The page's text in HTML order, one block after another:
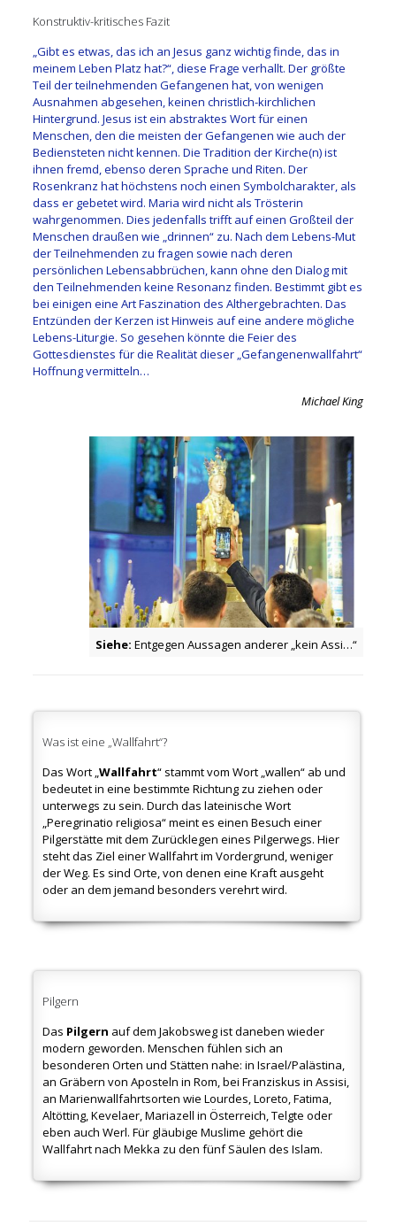
Konstruktiv-kritisches Fazit
„Gibt es etwas, das ich an Jesus ganz wichtig finde, das in
meinem Leben Platz hat?“, diese Frage verhallt. Der größte
Teil der teilnehmenden Gefangenen hat, von wenigen
Ausnahmen abgesehen, keinen christlich-kirchlichen
Hintergrund. Jesus ist ein abstraktes Wort für einen
Menschen, den die meisten der Gefangenen wie auch der
Bediensteten nicht kennen. Die Tradition der Kirche(n) ist
ihnen fremd, ebenso deren Sprache und Riten. Der
Rosenkranz hat höchstens noch einen Symbolcharakter, als
dass er gebetet wird. Maria wird nicht als Trösterin
wahrgenommen. Dies jedenfalls trifft auf einen Großteil der
Menschen draußen wie „drinnen“ zu. Nach dem Lebens-Mut
der Teilnehmenden zu fragen sowie nach deren
persönlichen Lebensabbrüchen, kann ohne den Dialog mit
den Teilnehmenden keine Resonanz finden. Bestimmt gibt es
bei einigen eine Art Faszination des Althergebrachten. Das
Entzünden der Kerzen ist Hinweis auf eine andere mögliche
Lebens-Liturgie. So gesehen könnte die Feier des
Gottesdienstes für die Realität dieser „Gefangenenwallfahrt“
Hoffnung vermitteln…
Michael King
Siehe: Entgegen Aussagen anderer „kein Assi…“
Was ist eine „Wallfahrt“?
Das Wort „Wallfahrt“ stammt vom Wort „wallen“ ab und
bedeutet in eine bestimmte Richtung zu ziehen oder
unterwegs zu sein. Durch das lateinische Wort
„Peregrinatio religiosa“ meint es einen Besuch einer
Pilgerstätte mit dem Zurücklegen eines Pilgerwegs. Hier
steht das Ziel einer Wallfahrt im Vordergrund, weniger
der Weg. Es sind Orte, von denen eine Kraft ausgeht
oder an dem jemand besonders verehrt wird.
Pilgern
Das Pilgern auf dem Jakobsweg ist daneben wieder
modern geworden. Menschen fühlen sich an
besonderen Orten und Stätten nahe: in Israel/Palästina,
an Gräbern von Aposteln in Rom, bei Franziskus in Assisi,
an Marienwallfahrtsorten wie Lourdes, Loreto, Fatima,
Altötting, Kevelaer, Mariazell in Österreich, Telgte oder
eben auch Werl. Für gläubige Muslime gehört die
Wallfahrt nach Mekka zu den fünf Säulen des Islam.